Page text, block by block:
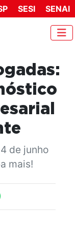
SESI SENAI
de junho
mais!